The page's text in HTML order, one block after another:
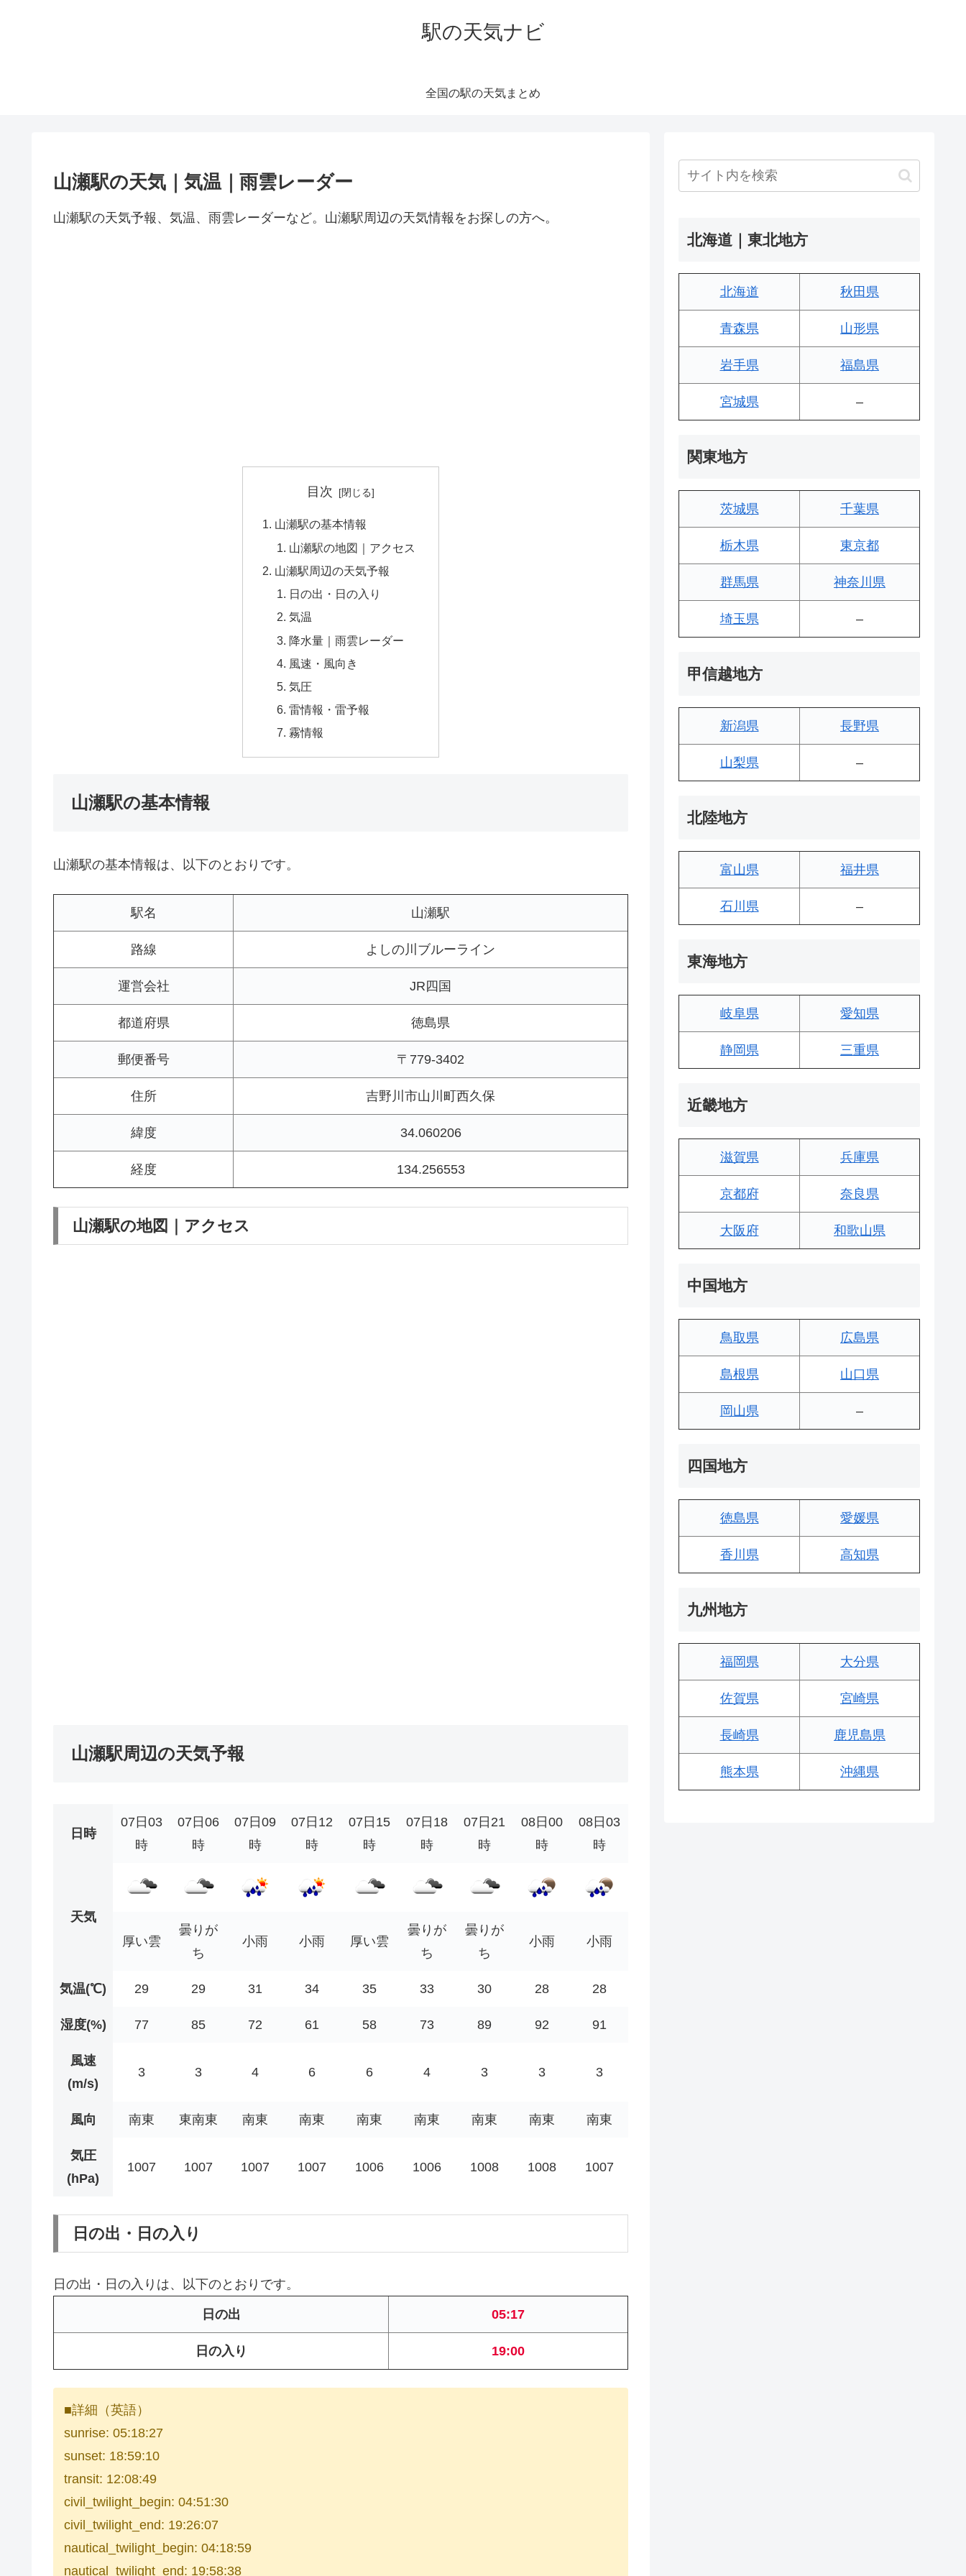
駅の天気ナビ
全国の駅の天気まとめ
山瀬駅の天気｜気温｜雨雲レーダー
山瀬駅の天気予報、気温、雨雲レーダーなど。山瀬駅周辺の天気情報をお探しの方へ。
目次
山瀬駅の基本情報
山瀬駅の地図｜アクセス
山瀬駅周辺の天気予報
日の出・日の入り
気温
降水量｜雨雲レーダー
風速・風向き
気圧
雷情報・雷予報
霧情報
山瀬駅の基本情報
山瀬駅の基本情報は、以下のとおりです。
駅名 山瀬駅
路線 よしの川ブルーライン
運営会社 JR四国
都道府県 徳島県
郵便番号 〒779-3402
住所 吉野川市山川町西久保
緯度 34.060206
経度 134.256553
山瀬駅の地図｜アクセス
山瀬駅周辺の天気予報
日時
07日03
時
07日06
時
07日09
時
07日12
時
07日15
時
07日18
時
07日21
時
08日00
時
08日03
時
天気
厚い雲
曇りが
ち
小雨 小雨 厚い雲
曇りが
ち
曇りが
ち
小雨 小雨
気温(℃) 29 29 31 34 35 33 30 28 28
湿度(%) 77 85 72 61 58 73 89 92 91
風速
(m/s)
3 3 4 6 6 4 3 3 3
風向 南東 東南東 南東 南東 南東 南東 南東 南東 南東
気圧
(hPa)
1007 1007 1007 1007 1006 1006 1008 1008 1007
日の出・日の入り
日の出・日の入りは、以下のとおりです。
日の出 05:17
日の入り 19:00
■詳細（英語）
sunrise: 05:18:27
sunset: 18:59:10
transit: 12:08:49
civil_twilight_begin: 04:51:30
civil_twilight_end: 19:26:07
nautical_twilight_begin: 04:18:59
nautical_twilight_end: 19:58:38
北海道｜東北地方
北海道 秋田県
青森県 山形県
岩手県 福島県
宮城県 –
関東地方
茨城県 千葉県
栃木県 東京都
群馬県 神奈川県
埼玉県 –
甲信越地方
新潟県 長野県
山梨県 –
北陸地方
富山県 福井県
石川県 –
東海地方
岐阜県 愛知県
静岡県 三重県
近畿地方
滋賀県 兵庫県
京都府 奈良県
大阪府 和歌山県
中国地方
鳥取県 広島県
島根県 山口県
岡山県 –
四国地方
徳島県 愛媛県
香川県 高知県
九州地方
福岡県 大分県
佐賀県 宮崎県
長崎県 鹿児島県
熊本県 沖縄県